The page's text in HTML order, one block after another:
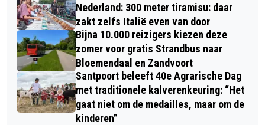
Nederland: 300 meter tiramisu: daar
zakt zelfs Italië even van door
Bijna 10.000 reizigers kiezen deze
zomer voor gratis Strandbus naar
Bloemendaal en Zandvoort
Santpoort beleeft 40e Agrarische Dag
met traditionele kalverenkeuring: “Het
gaat niet om de medailles, maar om de
kinderen”